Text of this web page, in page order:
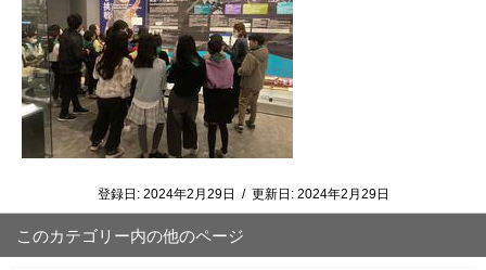
登録日: 2024年2月29日 / 更新日: 2024年2月29日
このカテゴリー内の他のページ